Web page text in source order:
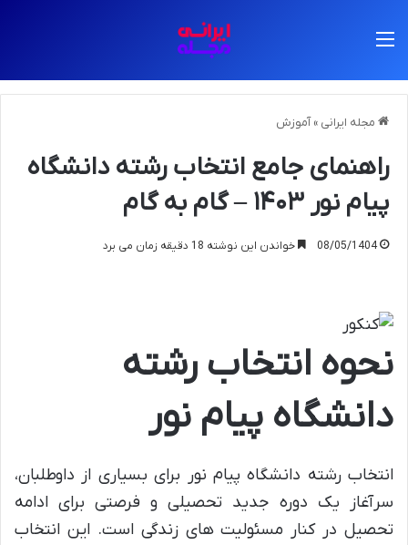
مجله ایرانی » آموزش
راهنمای جامع انتخاب رشته دانشگاه
پیام نور ۱۴۰۳ – گام به گام
08/05/1404 خواندن این نوشته 18 دقیقه زمان می برد
نحوه انتخاب رشته
دانشگاه پیام نور
انتخاب رشته دانشگاه پیام نور برای بسیاری از داوطلبان،
سرآغاز یک دوره جدید تحصیلی و فرصتی برای ادامه
تحصیل در کنار مسئولیت های زندگی است. این انتخاب